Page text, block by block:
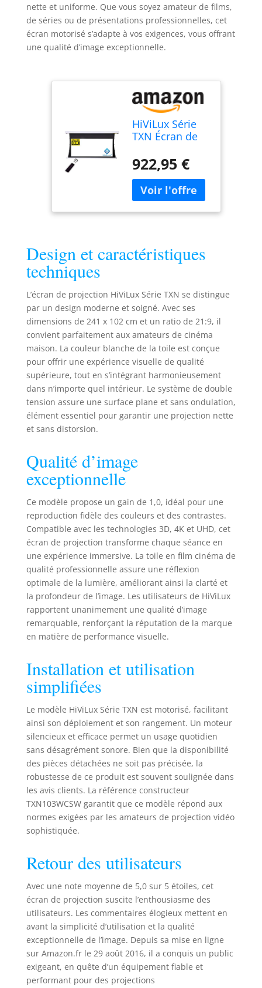
nette et uniforme. Que vous soyez amateur de films,
de séries ou de présentations professionnelles, cet
écran motorisé s’adapte à vos exigences, vous offrant
une qualité d’image exceptionnelle.
HiViLux Série
TXN Écran de
tensionné
motorisé avec
système de
double tension
Gain 1,0 Blanc
qualité
professionnelle
Bild:241x102cm
103" noir
922,95 €
Design et caractéristiques
techniques
L’écran de projection HiViLux Série TXN se distingue
par un design moderne et soigné. Avec ses
dimensions de 241 x 102 cm et un ratio de 21:9, il
convient parfaitement aux amateurs de cinéma
maison. La couleur blanche de la toile est conçue
pour offrir une expérience visuelle de qualité
supérieure, tout en s’intégrant harmonieusement
dans n’importe quel intérieur. Le système de double
tension assure une surface plane et sans ondulation,
élément essentiel pour garantir une projection nette
et sans distorsion.
Qualité d’image
exceptionnelle
Ce modèle propose un gain de 1,0, idéal pour une
reproduction fidèle des couleurs et des contrastes.
Compatible avec les technologies 3D, 4K et UHD, cet
écran de projection transforme chaque séance en
une expérience immersive. La toile en film cinéma de
qualité professionnelle assure une réflexion
optimale de la lumière, améliorant ainsi la clarté et
la profondeur de l’image. Les utilisateurs de HiViLux
rapportent unanimement une qualité d’image
remarquable, renforçant la réputation de la marque
en matière de performance visuelle.
Installation et utilisation
simplifiées
Le modèle HiViLux Série TXN est motorisé, facilitant
ainsi son déploiement et son rangement. Un moteur
silencieux et efficace permet un usage quotidien
sans désagrément sonore. Bien que la disponibilité
des pièces détachées ne soit pas précisée, la
robustesse de ce produit est souvent soulignée dans
les avis clients. La référence constructeur
TXN103WCSW garantit que ce modèle répond aux
normes exigées par les amateurs de projection vidéo
sophistiquée.
Retour des utilisateurs
Avec une note moyenne de 5,0 sur 5 étoiles, cet
écran de projection suscite l’enthousiasme des
utilisateurs. Les commentaires élogieux mettent en
avant la simplicité d’utilisation et la qualité
exceptionnelle de l’image. Depuis sa mise en ligne
sur Amazon.fr le 29 août 2016, il a conquis un public
exigeant, en quête d’un équipement fiable et
performant pour des projections